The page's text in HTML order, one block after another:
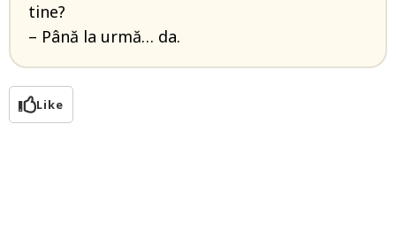
tine?
– Până la urmă… da.
Like